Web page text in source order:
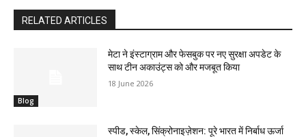
RELATED ARTICLES
Blog
मेटा ने इंस्टाग्राम और फेसबुक पर नए सुरक्षा अपडेट के
साथ टीन अकाउंट्स को और मजबूत किया
18 June 2026
स्पीड, स्केल, सिंक्रोनाइज़ेशन: पूरे भारत में निर्बाध ऊर्जा